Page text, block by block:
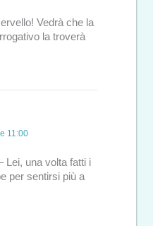
Vedrà che la
la troverà
11:00
Lei, una volta fatti i
per sentirsi più a